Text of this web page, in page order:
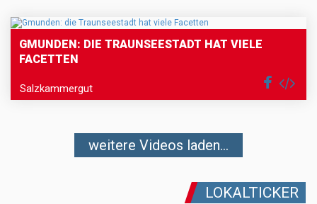
GMUNDEN: DIE TRAUNSEESTADT HAT VIELE
FACETTEN
Salzkammergut
weitere Videos laden...
LOKALTICKER